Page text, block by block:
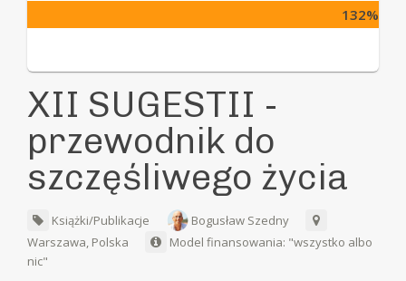
132%
XII SUGESTII -
przewodnik do
szczęśliwego życia
Książki/Publikacje
Bogusław Szedny
Warszawa, Polska
Model finansowania: "wszystko albo
nic"